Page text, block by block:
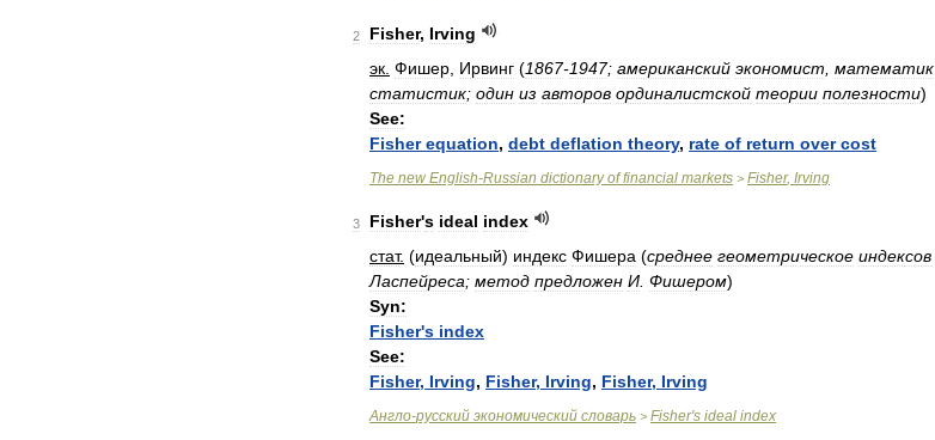
2 Fisher, Irving
эк Фишер Ирвинг (1867-1947; американский экономист математик
статистик; один из авторов ординалистской теории полезности)
See:
Fisher equation, debt deflation theory, rate of return over cost
The new English-Russian dictionary of financial markets > Fisher, Irving
3 Fisher's ideal index
стат. (идеальный) индекс Фишера (среднее геометрическое индексов
Ласпейреса; метод предложен И Фишером)
Syn:
Fisher's index
See:
Fisher, Irving, Fisher, Irving, Fisher, Irving
Англо-русский экономический словарь > Fisher's ideal index